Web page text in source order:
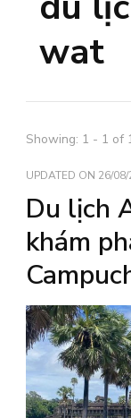
wat
Showing: 1 - 1 of
UPDATED ON 26/
Du lịch
khám